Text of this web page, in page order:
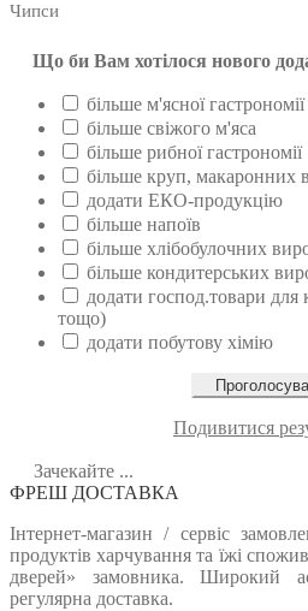
Чипси
Що би Вам хотілося нового
більше м'ясної гастрономії
більше свіжого м'яса
більше рибної гастрономії
більше круп, макаронних
додати ЕКО-продукцію
більше напоїв
більше хлібобулочних
більше кондитерських
додати господ.товари для
тощо)
додати побутову хімію
Подивитися
Зачекайте ...
ФРЕШ ДОСТАВКА
Інтернет-магазин / сервіс
продуктів харчування та їжі
дверей» замовника. Широкий
регулярна доставка.